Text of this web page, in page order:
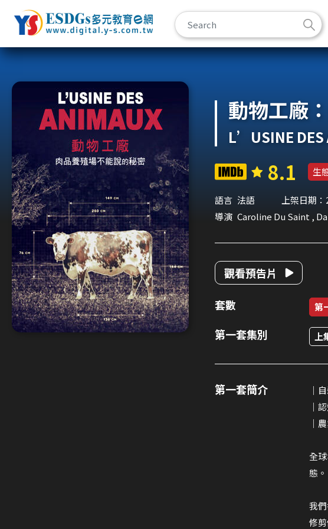
宇勗公播平台
動物工廠
L’USINE DES
8.1 生
語言 法語 上架日期
導演 Caroline Du Saint ,
觀看預告片
套數 第
第一套集別 上
第一套簡介
｜
｜
｜
全
態。
我
修